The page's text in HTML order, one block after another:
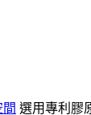
選用專利膠